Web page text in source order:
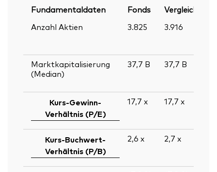
Fundamentaldaten Fonds
Anzahl Aktien
3.825 3.916
Marktkapitalisierung
(Median)
37,7 B 37,7 B
Kurs-Gewinn-
Verhältnis (P/E)
17,7 x 17,7 x
Kurs-Buchwert-
Verhältnis (P/B)
2,6 x 2,7 x